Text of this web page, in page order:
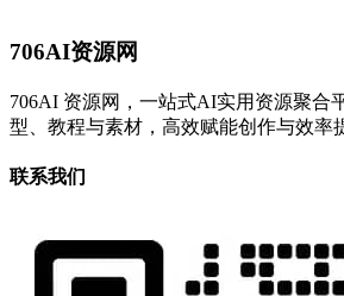
706AI资源网
706AI 资源网，一站式AI实用资源聚合
型、教程与素材，高效赋能创作与效率
联系我们